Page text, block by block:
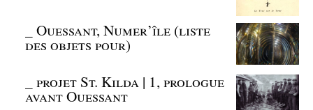
_Ouessant, Numer’île (liste
des objets pour)
_projet St. Kilda | 1, prologue
avant Ouessant